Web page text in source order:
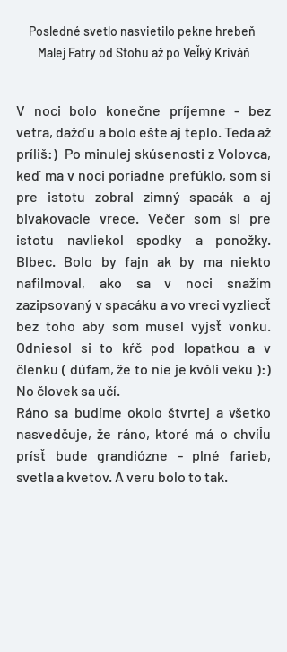
Posledné svetlo nasvietilo pekne hrebeň
Malej Fatry od Stohu až po Veľký Kriváň
V noci bolo konečne príjemne - bez
vetra, dažďu a bolo ešte aj teplo. Teda až
príliš:)  Po minulej skúsenosti z Volovca,
keď ma v noci poriadne prefúklo, som si
pre istotu zobral zimný spacák a aj
bivakovacie vrece. Večer som si pre
istotu navliekol spodky a ponožky.
Blbec. Bolo by fajn ak by ma niekto
nafilmoval, ako sa v noci snažím
zazipsovaný v spacáku a vo vreci vyzliecť
bez toho aby som musel vyjsť vonku.
Odniesol si to kŕč pod lopatkou a v
členku ( dúfam, že to nie je kvôli veku ):)
No človek sa učí.
Ráno sa budíme okolo štvrtej a všetko
nasvedčuje, že ráno, ktoré má o chvíľu
prísť bude grandiózne - plné farieb,
svetla a kvetov. A veru bolo to tak.